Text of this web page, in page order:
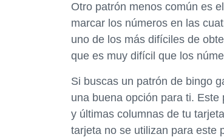
Otro patrón menos común es
marcar los números en las
uno de los más difíciles de
que es muy difícil que los
Si buscas un patrón de bingo
una buena opción para ti.
y últimas columnas de tu
tarjeta no se utilizan para este